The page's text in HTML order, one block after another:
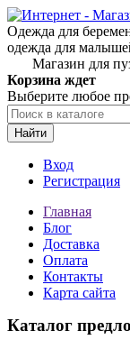
Одежда для
одежда для
Магазин для
Корзина ждет
Выберите любое
Найти
Вход
Регистрация
Главная
Блог
Доставка
Оплата
Контакты
Карта сайта
Каталог